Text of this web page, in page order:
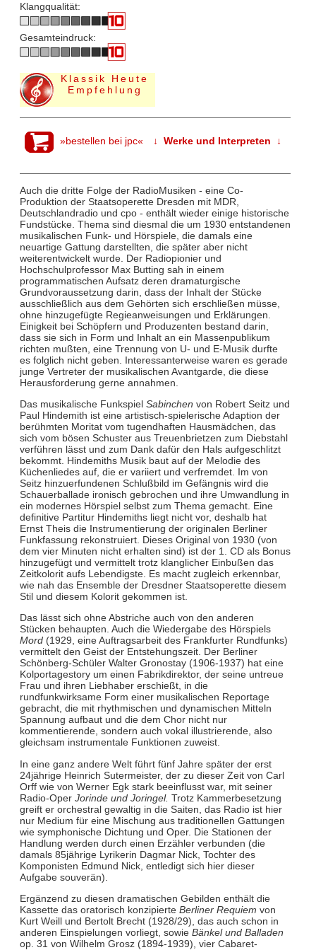
Klangqualität:
Gesamteindruck:
Klassik Heute
Empfehlung
»bestellen bei jpc« ↓ Werke und Interpreten ↓
Auch die dritte Folge der RadioMusiken - eine Co-
Produktion der Staatsoperette Dresden mit MDR,
Deutschlandradio und cpo - enthält wieder einige historische
Fundstücke. Thema sind diesmal die um 1930 entstandenen
musikalischen Funk- und Hörspiele, die damals eine
neuartige Gattung darstellten, die später aber nicht
weiterentwickelt wurde. Der Radiopionier und
Hochschulprofessor Max Butting sah in einem
programmatischen Aufsatz deren dramaturgische
Grundvoraussetzung darin, dass der Inhalt der Stücke
ausschließlich aus dem Gehörten sich erschließen müsse,
ohne hinzugefügte Regieanweisungen und Erklärungen.
Einigkeit bei Schöpfern und Produzenten bestand darin,
dass sie sich in Form und Inhalt an ein Massenpublikum
richten mußten, eine Trennung von U- und E-Musik durfte
es folglich nicht geben. Interessanterweise waren es gerade
junge Vertreter der musikalischen Avantgarde, die diese
Herausforderung gerne annahmen.
Das musikalische Funkspiel Sabinchen von Robert Seitz und
Paul Hindemith ist eine artistisch-spielerische Adaption der
berühmten Moritat vom tugendhaften Hausmädchen, das
sich vom bösen Schuster aus Treuenbrietzen zum Diebstahl
verführen lässt und zum Dank dafür den Hals aufgeschlitzt
bekommt. Hindemiths Musik baut auf der Melodie des
Küchenliedes auf, die er variiert und verfremdet. Im von
Seitz hinzuerfundenen Schlußbild im Gefängnis wird die
Schauerballade ironisch gebrochen und ihre Umwandlung in
ein modernes Hörspiel selbst zum Thema gemacht. Eine
definitive Partitur Hindemiths liegt nicht vor, deshalb hat
Ernst Theis die Instrumentierung der originalen Berliner
Funkfassung rekonstruiert. Dieses Original von 1930 (von
dem vier Minuten nicht erhalten sind) ist der 1. CD als Bonus
hinzugefügt und vermittelt trotz klanglicher Einbußen das
Zeitkolorit aufs Lebendigste. Es macht zugleich erkennbar,
wie nah das Ensemble der Dresdner Staatsoperette diesem
Stil und diesem Kolorit gekommen ist.
Das lässt sich ohne Abstriche auch von den anderen
Stücken behaupten. Auch die Wiedergabe des Hörspiels
Mord(1929, eine Auftragsarbeit des Frankfurter Rundfunks)
vermittelt den Geist der Entstehungszeit. Der Berliner
Schönberg-Schüler Walter Gronostay (1906-1937) hat eine
Kolportagestory um einen Fabrikdirektor, der seine untreue
Frau und ihren Liebhaber erschießt, in die
rundfunkwirksame Form einer musikalischen Reportage
gebracht, die mit rhythmischen und dynamischen Mitteln
Spannung aufbaut und die dem Chor nicht nur
kommentierende, sondern auch vokal illustrierende, also
gleichsam instrumentale Funktionen zuweist.
In eine ganz andere Welt führt fünf Jahre später der erst
24jährige Heinrich Sutermeister, der zu dieser Zeit von Carl
Orff wie von Werner Egk stark beeinflusst war, mit seiner
Radio-OperJorinde und Joringel. Trotz Kammerbesetzung
greift er orchestral gewaltig in die Saiten, das Radio ist hier
nur Medium für eine Mischung aus traditionellen Gattungen
wie symphonische Dichtung und Oper. Die Stationen der
Handlung werden durch einen Erzähler verbunden (die
damals 85jährige Lyrikerin Dagmar Nick, Tochter des
Komponisten Edmund Nick, entledigt sich hier dieser
Aufgabe souverän).
Ergänzend zu diesen dramatischen Gebilden enthält die
Kassette das oratorisch konzipierte Berliner Requiem von
Kurt Weill und Bertolt Brecht (1928/29), das auch schon in
anderen Einspielungen vorliegt, sowie Bänkel und Balladen
op. 31 von Wilhelm Grosz (1894-1939), vier Cabaret-